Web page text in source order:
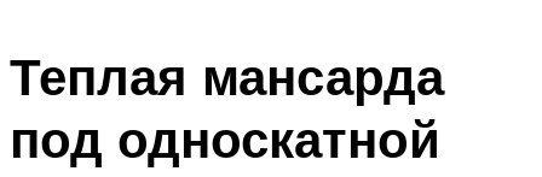
Теплая мансарда
под односкатной